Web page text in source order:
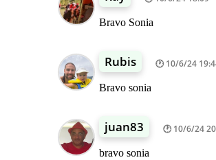
Bravo Sonia
Rubis 10/6/24
Bravo sonia
juan83 10/6/24
bravo sonia